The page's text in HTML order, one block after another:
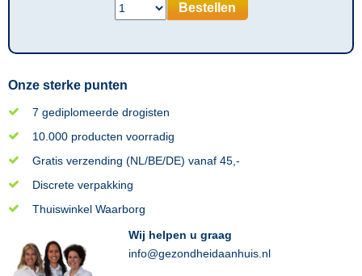
Bestellen
Onze sterke punten
7 gediplomeerde drogisten
10.000 producten voorradig
Gratis verzending (NL/BE/DE) vanaf 45,-
Discrete verpakking
Thuiswinkel Waarborg
Wij helpen u graag
info@gezondheidaanhuis.nl